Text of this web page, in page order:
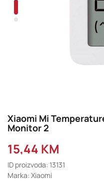
Xiaomi Mi
Monitor 2
15,44 KM
ID proizvoda: 13131
Marka: Xiaomi